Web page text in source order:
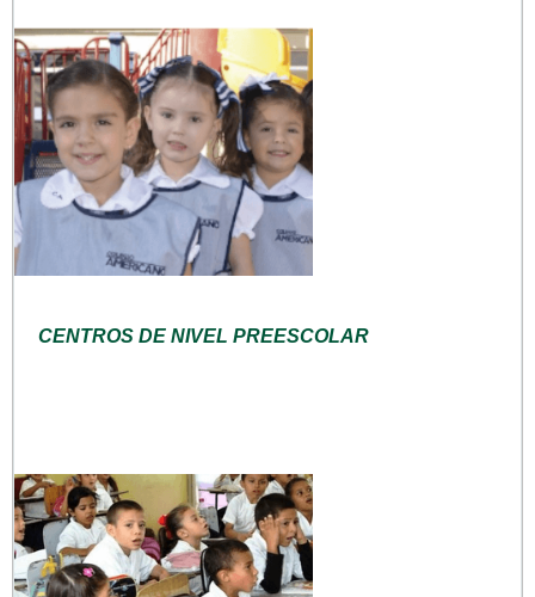
CENTROS DE NIVEL PREESCOLAR